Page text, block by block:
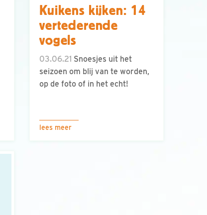
Kuikens kijken: 14
vertederende
vogels
03.06.21 Snoesjes uit het
seizoen om blij van te worden,
op de foto of in het echt!
lees meer